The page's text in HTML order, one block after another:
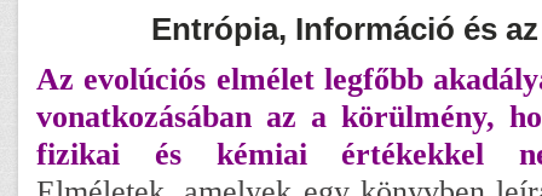
Entrópia, Információ és
Az evolúciós elmélet legfőbb
vonatkozásában az a körülmény,
fizikai és kémiai értékekkel